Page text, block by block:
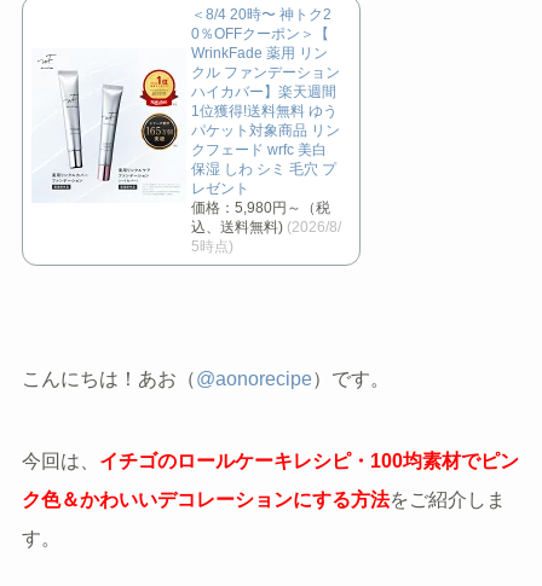
＜8/4 20時〜 神トク2
0％OFFクーポン＞【
WrinkFade 薬用 リン
クル ファンデーション
ハイカバー】楽天週間
1位獲得!送料無料 ゆう
パケット対象商品 リン
クフェード wrfc 美白
保湿 しわ シミ 毛穴 プ
レゼント
価格：5,980円～（税
込、送料無料) (2026/8/
5時点)
こんにちは！あお（@aonorecipe）です。
今回は、 イチゴのロールケーキレシピ・100均素材でピン
ク色＆かわいいデコレーションにする方法をご紹介しま
す。